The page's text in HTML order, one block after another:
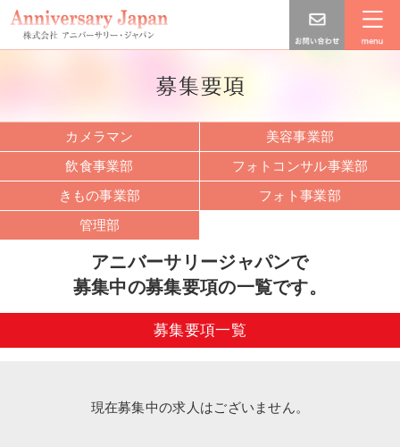
アニバーサリージャパンで
募集中の募集要項の一覧です。
募集要項一覧
現在募集中の求人はございません。
カメラマン
美容事業部
飲食事業部
フォトコンサル事業部
きもの事業部
フォト事業部
管理部